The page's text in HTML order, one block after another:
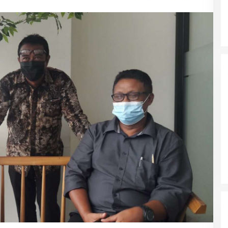
Masyarakat Tidak Panic Buying
Polres Ngawi Ungkap Peredaran
Okerbaya Amankan 2 Tersangka